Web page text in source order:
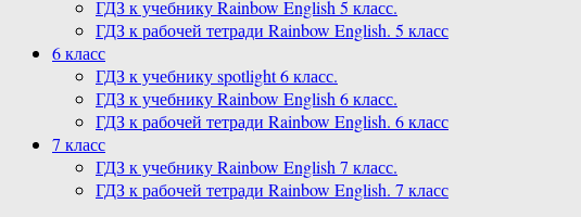
ГДЗ к учебнику Rainbow English 5 класс.
ГДЗ к рабочей тетради Rainbow English. 5 класс
6 класс
ГДЗ к учебнику spotlight 6 класс.
ГДЗ к учебнику Rainbow English 6 класс.
ГДЗ к рабочей тетради Rainbow English. 6 класс
7 класс
ГДЗ к учебнику Rainbow English 7 класс.
ГДЗ к рабочей тетради Rainbow English. 7 класс